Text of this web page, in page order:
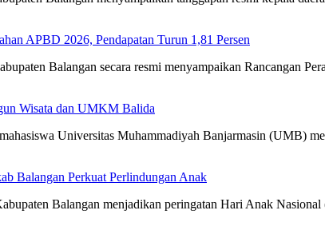
APBD 2026, Pendapatan Turun 1,81 Persen
Balangan secara resmi menyampaikan Rancangan
Wisata dan UMKM Balida
Universitas Muhammadiyah Banjarmasin (UMB)
Balangan Perkuat Perlindungan Anak
Balangan menjadikan peringatan Hari Anak